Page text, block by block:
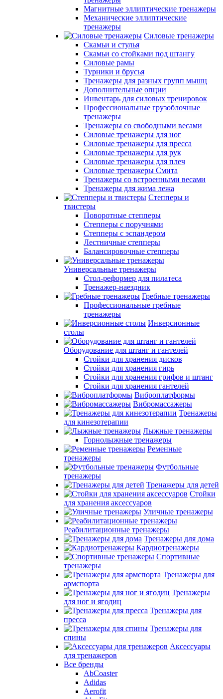
Магнитные эллиптические тренажеры
Механические эллиптические
тренажеры
Силовые тренажеры
Скамьи и стулья
Скамьи со стойками под штангу
Силовые рамы
Турники и брусья
Тренажеры для разных групп мышц
Дополнительные опции
Инвентарь для силовых тренировок
Профессиональные грузоблочные
тренажеры
Тренажеры со свободными весами
Силовые тренажеры для ног
Силовые тренажеры для пресса
Силовые тренажеры для рук
Силовые тренажеры для плеч
Силовые тренажеры Смита
Тренажеры со встроенными весами
Тренажеры для жима лежа
Степперы и
твистеры
Поворотные степперы
Степперы с поручнями
Степперы с эспандером
Лестничные степперы
Балансировочные степперы
Универсальные тренажеры
Стол-реформер для пилатеса
Тренажер-наездник
Гребные тренажеры
Профессиональные гребные
тренажеры
Инверсионные
столы
Оборудование для штанг и гантелей
Стойки для хранения дисков
Стойки для хранения гирь
Стойки для хранения грифов и штанг
Стойки для хранения гантелей
Виброплатформы
Вибромассажеры
Тренажеры
для кинезотерапии
Лыжные тренажеры
Горнолыжные тренажеры
Ременные
тренажеры
Футбольные
тренажеры
Тренажеры для детей
Стойки
для хранения аксессуаров
Уличные тренажеры
Реабилитационные тренажеры
Тренажеры для дома
Кардиотренажеры
Спортивные
тренажеры
Тренажеры для
армспорта
Тренажеры
для ног и ягодиц
Тренажеры для
пресса
Тренажеры для
спины
Аксессуары
для тренажеров
Все бренды
AbCoaster
Adidas
Aerofit